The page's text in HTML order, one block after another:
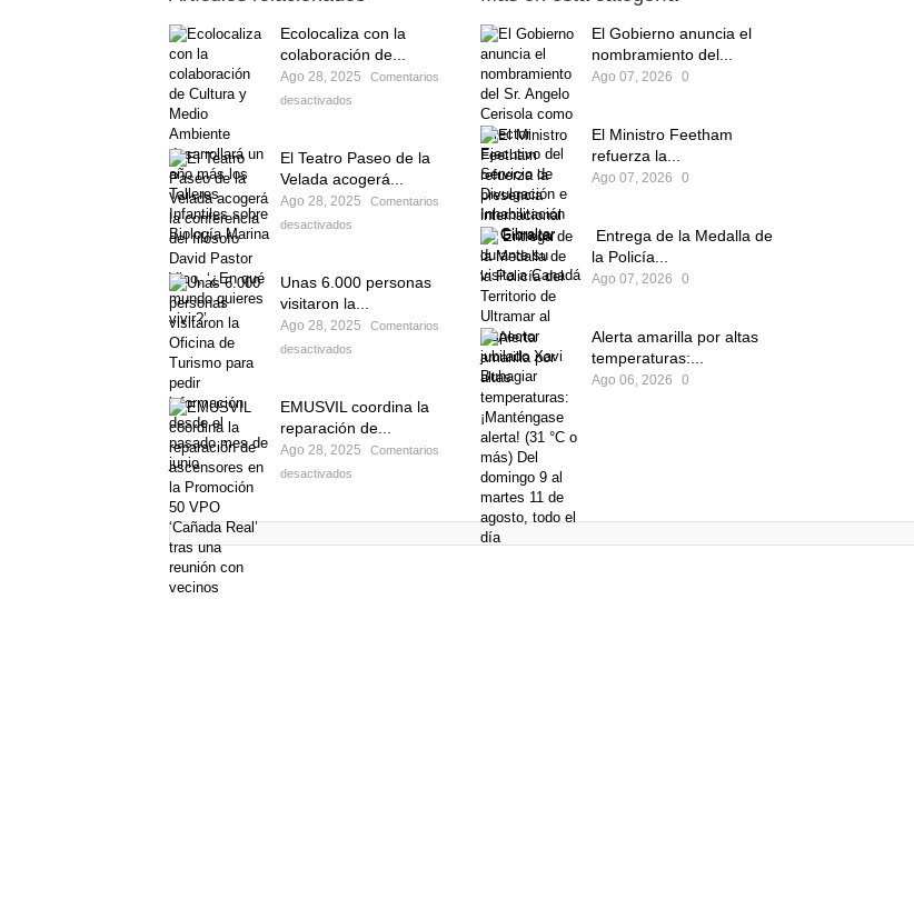
Ecolocaliza con la
colaboración de...
Ago 28, 2025
Comentarios
desactivados
El Teatro Paseo de la
Velada acogerá...
Ago 28, 2025
Comentarios
desactivados
Unas 6.000 personas
visitaron la...
Ago 28, 2025
Comentarios
desactivados
EMUSVIL coordina la
reparación de...
Ago 28, 2025
Comentarios
desactivados
El Gobierno anuncia el
nombramiento del...
Ago 07, 2026 0
El Ministro Feetham
refuerza la...
Ago 07, 2026 0
Entrega de la Medalla de
la Policía...
Ago 07, 2026 0
Alerta amarilla por altas
temperaturas:...
Ago 06, 2026 0